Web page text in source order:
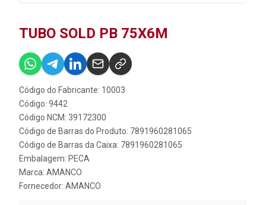
TUBO SOLD PB 75X6M
Código do Fabricante: 10003
Código: 9442
Código NCM: 39172300
Código de Barras do Produto: 7891960281065
Código de Barras da Caixa: 7891960281065
Embalagem: PECA
Marca: AMANCO
Fornecedor: AMANCO